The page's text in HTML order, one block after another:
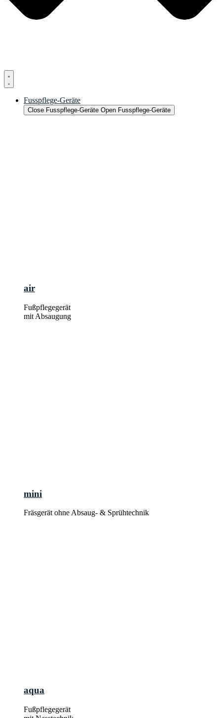
Fusspflege-Geräte
Close Fusspflege-Geräte Open Fusspflege-Geräte
air
Fußpflegegerät
mit Absaugung
mini
Fräsgerät ohne Absaug- & Sprühtechnik
aqua
Fußpflegegerät